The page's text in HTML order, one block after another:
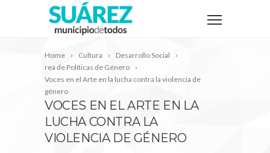
Home Cultura
Desarrollo Social
rea de Políticas de Género
Voces en el Arte en la lucha contra la violencia de
género
VOCES EN EL ARTE EN LA
LUCHA CONTRA LA
VIOLENCIA DE GÉNERO